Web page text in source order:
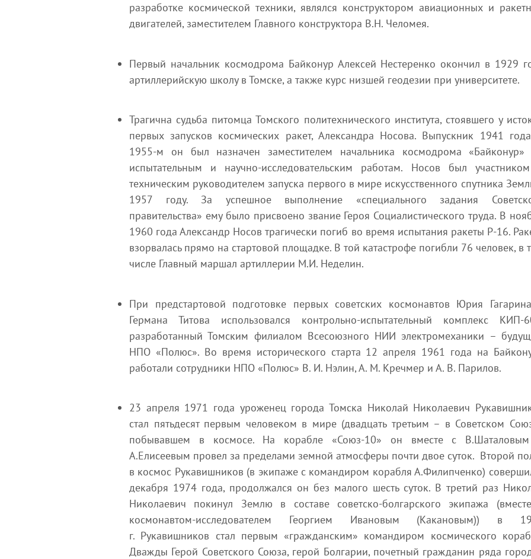
разработке космической техники, являлся конструктором авиационных и
двигателей, заместителем Главного конструктора В.Н. Челомея.
Первый начальник космодрома Байконур Алексей Нестеренко окончил в 1929
артиллерийскую школу в Томске, а также курс низшей геодезии при университете.
Трагична судьба питомца Томского политехнического института, стоявшего у
первых запусков космических ракет, Александра Носова. Выпускник 1941
1955-м он был назначен заместителем начальника космодрома «Байконур»
испытательным и научно-исследовательским работам. Носов был
техническим руководителем запуска первого в мире искусственного спутника
1957 году. За успешное выполнение «специального задания
правительства» ему было присвоено звание Героя Социалистического труда. В
1960 года Александр Носов трагически погиб во время испытания ракеты Р-16.
взорвалась прямо на стартовой площадке. В той катастрофе погибли 76 человек, в
числе Главный маршал артиллерии М.И. Неделин.
При предстартовой подготовке первых советских космонавтов Юрия
Германа Титова использовался контрольно-испытательный комплекс КИП-
разработанный Томским филиалом Всесоюзного НИИ электромеханики –
НПО «Полюс». Во время исторического старта 12 апреля 1961 года на
работали сотрудники НПО «Полюс» В. И. Нэлин, А. М. Кречмер и А. В. Парилов.
23 апреля 1971 года уроженец города Томска Николай Николаевич
стал пятьдесят первым человеком в мире (двадцать третьим – в Советском
побывавшем в космосе. На корабле «Союз-10» он вместе с
А.Елисеевым провел за пределами земной атмосферы почти двое суток. Второй
в космос Рукавишников (в экипаже с командиром корабля А.Филипченко)
декабря 1974 года, продолжался он без малого шесть суток. В третий раз
Николаевич покинул Землю в составе советско-болгарского экипажа
космонавтом-исследователем Георгием Ивановым (Какановым)) в
г. Рукавишников стал первым «гражданским» командиром космического
Дважды Герой Советского Союза, герой Болгарии, почетный гражданин ряда